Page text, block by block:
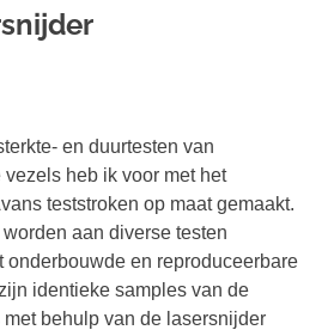
en duurtesten van
heb ik voor met het
teststroken op maat gemaakt.
aan diverse testen
onderbouwde en reproduceerbare
identieke samples van de
behulp van de lasersnijder